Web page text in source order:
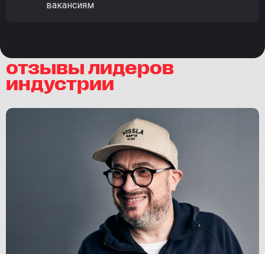
вакансиям
отзывы лидеров
индустрии